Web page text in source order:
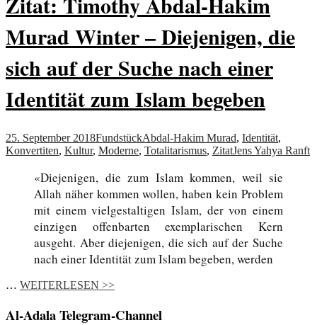
Murad Winter – Diejenigen, die
sich auf der Suche nach einer
Identität zum Islam begeben
25. September 2018FundstückAbdal-Hakim Murad, Identität,
Konvertiten, Kultur, Moderne, Totalitarismus, ZitatJens Yahya Ranft
«Diejenigen, die zum Islam kommen, weil sie
Allah näher kommen wollen, haben kein Problem
mit einem vielgestaltigen Islam, der von einem
einzigen offenbarten exemplarischen Kern
ausgeht. Aber diejenigen, die sich auf der Suche
nach einer Identität zum Islam begeben, werden
… WEITERLESEN >>
Al-Adala Telegram-Channel